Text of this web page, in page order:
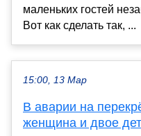
маленьких гостей
Вот как сделать так, ...
15:00, 13 Мар
В аварии на
женщина и двое